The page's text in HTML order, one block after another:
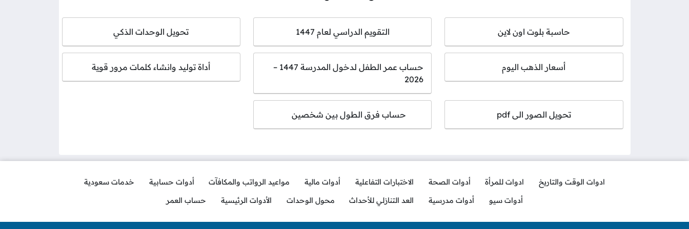
حاسبة بلوت اون لاين التقويم الدراسي لعام 1447 تحويل الوحدات الذكي
أسعار الذهب اليوم
حساب عمر الطفل لدخول المدرسة 1447 –
2026
أداة توليد وانشاء كلمات مرور قوية
تحويل الصور الى pdf حساب فرق الطول بين شخصين
ادوات الوقت والتاريخ ادوات للمرأة أدوات الصحة الاختبارات التفاعلية أدوات مالية مواعيد الرواتب والمكافآت أدوات حسابية
خدمات سعودية
أدوات سيو
أدوات مدرسية العد التنازلي للأحداث محول الوحدات الأدوات الرئيسية حساب العمر